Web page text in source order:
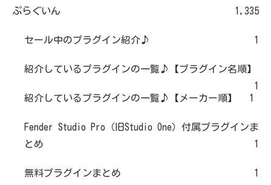
ぷらぐいん 1,335
セール中のプラグイン紹介♪ 1
紹介しているプラグインの一覧♪【プラグイン名順】
1
紹介しているプラグインの一覧♪【メーカー順】
1
Fender Studio Pro（旧Studio One）付属プラグインま
とめ
1
無料プラグインまとめ 1